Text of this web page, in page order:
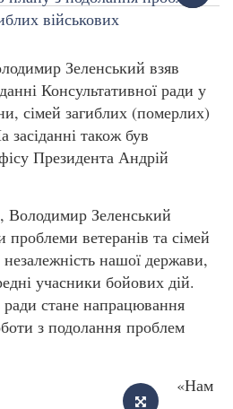
Зеленський взяв
Консультативної ради у
сімей загиблих (померлих)
засіданні також був
Президента Андрій
Володимир Зеленський
проблеми ветеранів та сімей
незалежність нашої держави,
учасники бойових дій.
стане напрацювання
з подолання проблем
«Нам